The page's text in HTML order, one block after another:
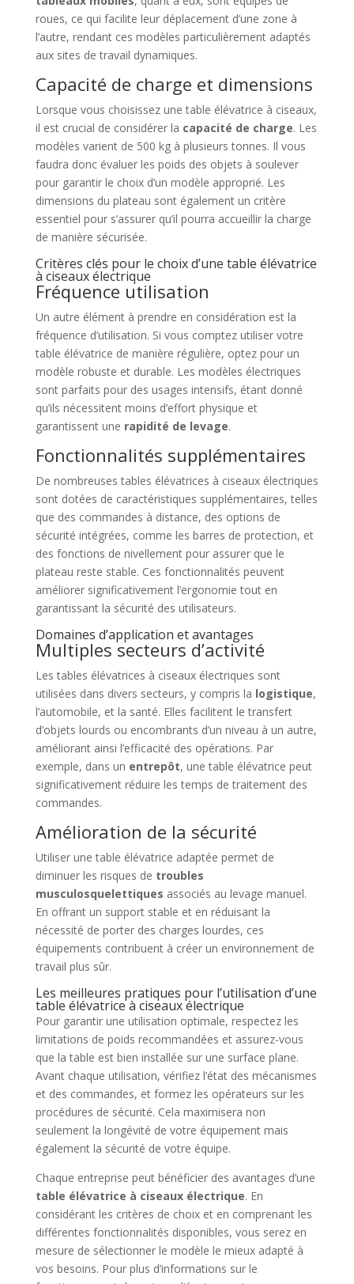
roues, ce qui facilite leur déplacement d’une zone à
l’autre, rendant ces modèles particulièrement adaptés
aux sites de travail dynamiques.
Capacité de charge et dimensions
Lorsque vous choisissez une table élévatrice à ciseaux,
il est crucial de considérer la capacité de charge. Les
modèles varient de 500 kg à plusieurs tonnes. Il vous
faudra donc évaluer les poids des objets à soulever
pour garantir le choix d’un modèle approprié. Les
dimensions du plateau sont également un critère
essentiel pour s’assurer qu’il pourra accueillir la charge
de manière sécurisée.
Critères clés pour le choix d’une table élévatrice
à ciseaux électrique
Fréquence utilisation
Un autre élément à prendre en considération est la
fréquence d’utilisation. Si vous comptez utiliser votre
table élévatrice de manière régulière, optez pour un
modèle robuste et durable. Les modèles électriques
sont parfaits pour des usages intensifs, étant donné
qu’ils nécessitent moins d’effort physique et
garantissent une rapidité de levage.
Fonctionnalités supplémentaires
De nombreuses tables élévatrices à ciseaux électriques
sont dotées de caractéristiques supplémentaires, telles
que des commandes à distance, des options de
sécurité intégrées, comme les barres de protection, et
des fonctions de nivellement pour assurer que le
plateau reste stable. Ces fonctionnalités peuvent
améliorer significativement l’ergonomie tout en
garantissant la sécurité des utilisateurs.
Domaines d’application et avantages
Multiples secteurs d’activité
Les tables élévatrices à ciseaux électriques sont
utilisées dans divers secteurs, y compris la logistique,
l’automobile, et la santé. Elles facilitent le transfert
d’objets lourds ou encombrants d’un niveau à un autre,
améliorant ainsi l’efficacité des opérations. Par
exemple, dans un entrepôt, une table élévatrice peut
significativement réduire les temps de traitement des
commandes.
Amélioration de la sécurité
Utiliser une table élévatrice adaptée permet de
diminuer les risques de troubles
musculosquelettiques associés au levage manuel.
En offrant un support stable et en réduisant la
nécessité de porter des charges lourdes, ces
équipements contribuent à créer un environnement de
travail plus sûr.
Les meilleures pratiques pour l’utilisation d’une
table élévatrice à ciseaux électrique
Pour garantir une utilisation optimale, respectez les
limitations de poids recommandées et assurez-vous
que la table est bien installée sur une surface plane.
Avant chaque utilisation, vérifiez l’état des mécanismes
et des commandes, et formez les opérateurs sur les
procédures de sécurité. Cela maximisera non
seulement la longévité de votre équipement mais
également la sécurité de votre équipe.
Chaque entreprise peut bénéficier des avantages d’une
table élévatrice à ciseaux électrique. En
considérant les critères de choix et en comprenant les
différentes fonctionnalités disponibles, vous serez en
mesure de sélectionner le modèle le mieux adapté à
vos besoins. Pour plus d’informations sur le